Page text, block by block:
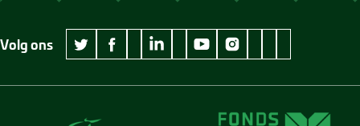
Volg ons
twitter Museum Jan Cunen
facebook Museum Jan Cunen
wikipedia Museum Jan Cunen
linkedin Museum Jan Cunen
googleplus Museum Jan Cunen
youtube Museum Jan Cunen
instagram Museum